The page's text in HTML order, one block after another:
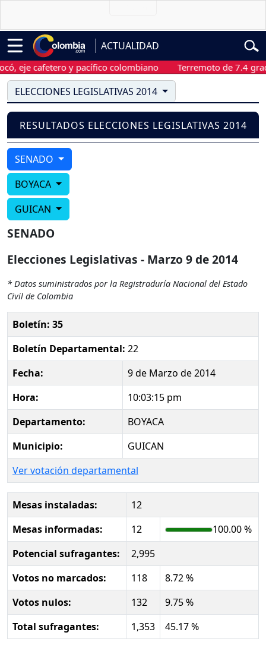
ACTUALIDAD
eje cafetero y pacífico colombiano Terremoto de 7.4
ELECCIONES LEGISLATIVAS 2014
RESULTADOS ELECCIONES LEGISLATIVAS 2014
SENADO
BOYACA
GUICAN
SENADO
Elecciones Legislativas - Marzo 9 de 2014
* Datos suministrados por la Registraduría Nacional del Estado
Civil de Colombia
Boletín: 35
Boletín Departamental: 22
Fecha:
9 de Marzo de 2014
Hora:
10:03:15 pm
Departamento:
BOYACA
Municipio:
GUICAN
Ver votación departamental
Mesas instaladas:
12
Mesas informadas:
12
100.00 %
Potencial sufragantes:
2,995
Votos no marcados:
118
8.72 %
Votos nulos:
132
9.75 %
Total sufragantes:
1,353 45.17 %